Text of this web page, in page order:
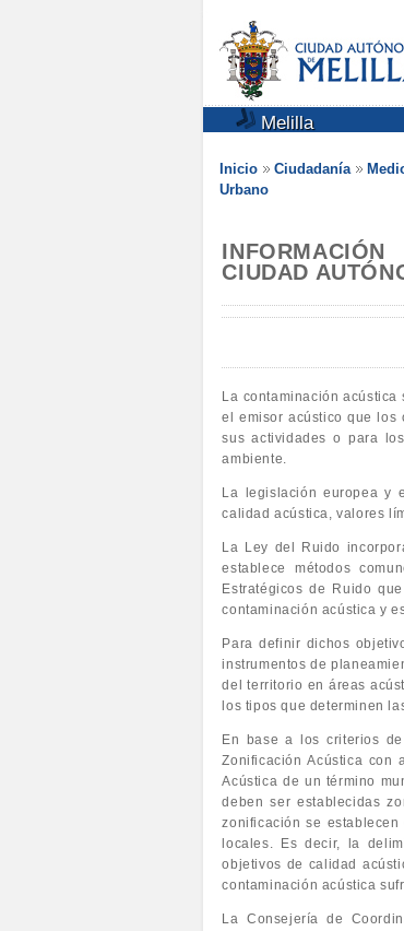
Melilla
Inicio Ciudadanía
Urbano
CIUDAD
La contaminación
el emisor acústico que los
sus actividades o para
ambiente.
La legislación europea y
calidad acústica, valores
La Ley del Ruido
establece métodos
Estratégicos de Ruido
contaminación acústica y
Para definir dichos
instrumentos de
del territorio en áreas
los tipos que determinen
En base a los criterios
Zonificación Acústica con
Acústica de un término
deben ser establecidas
zonificación se
locales. Es decir, la
objetivos de calidad
contaminación acústica
La Consejería de